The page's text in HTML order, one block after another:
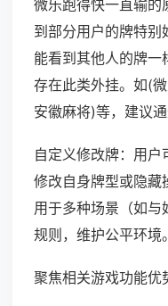
微乐跑得快一直输的
到部分用户的牌特别
能看到其他人的牌一
存在此类外挂。如(
安徽麻将)等，建议
自定义修改牌：用户
修改自身牌型或隐藏
用于多种场景（如
规则，维护公平环境。
聚焦相关游戏功能优